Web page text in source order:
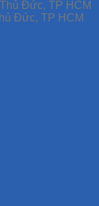
Đức, TP HCM
Đức, TP HCM